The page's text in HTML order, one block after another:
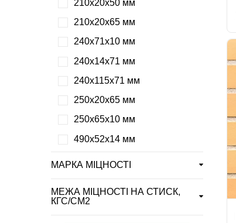
210х20х50 мм
210х20х65 мм
240х71х10 мм
240х14х71 мм
240х115х71 мм
250х20х65 мм
250х65х10 мм
490х52х14 мм
МАРКА МІЦНОСТІ
МЕЖА МІЦНОСТІ НА СТИСК,
КГС/СМ2